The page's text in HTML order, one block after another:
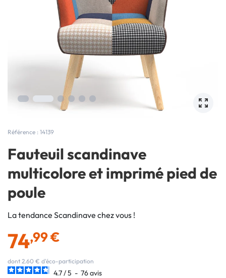
Référence : 14139
Fauteuil scandinave
multicolore et imprimé pied de
poule
La tendance Scandinave chez vous !
74,99 €
dont 2.60 € d'éco-participation
4.7/5 - 76avis